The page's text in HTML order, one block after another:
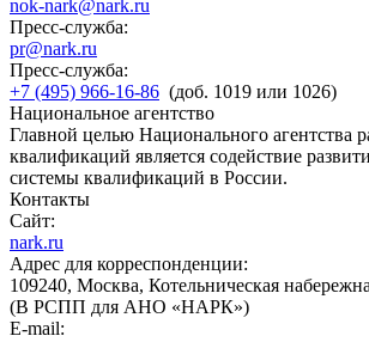
nok-nark@nark.ru
Пресс-служба:
pr@nark.ru
Пресс-служба:
+7 (495) 966-16-86 (доб. 1019 или 1026)
Национальное агентство
Главной целью Национального агентства
квалификаций является содействие
системы квалификаций в России.
Контакты
Сайт:
nark.ru
Адрес для корреспонденции:
109240, Москва, Котельническая
(В РСПП для АНО «НАРК»)
E-mail: